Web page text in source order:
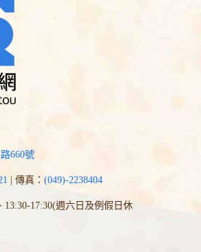
660號
| 傳真： (049)-2238404
13:30-17:30(週六日及例假日休